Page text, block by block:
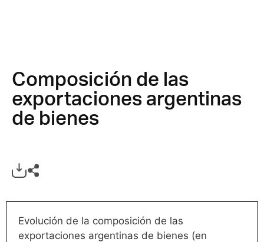
Composición de las
exportaciones argentinas
de bienes
Evolución de la composición de las
exportaciones argentinas de bienes (en